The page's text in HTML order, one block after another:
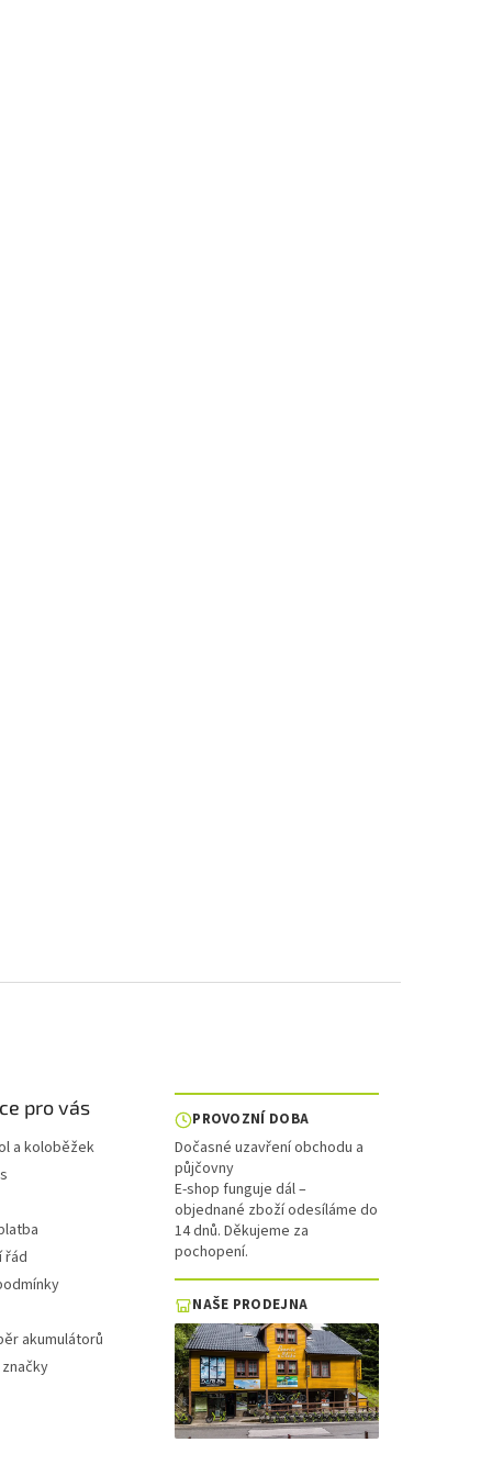
pro vás
a koloběžek
řád
akumulátorů
PROVOZNÍ DOBA
Dočasné uzavření obchodu a
půjčovny
E-shop funguje dál –
objednané zboží odesíláme do
14 dnů. Děkujeme za
pochopení.
NAŠE PRODEJNA